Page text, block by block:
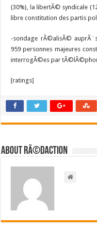
(30%), la libertÃ© syndicale
libre constitution des partis
-sondage rÃ©alisÃ©
959 personnes majeures
interrogÃ©es par
[ratings]
About RÃ©daction